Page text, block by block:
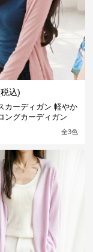
込)
カーディガン 軽やか
ングカーディガン
全3色